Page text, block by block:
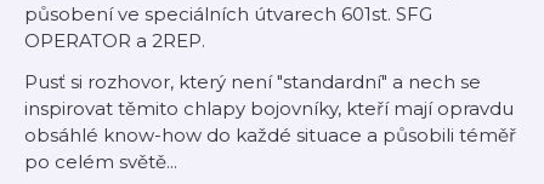
působení ve speciálních útvarech 601st. SFG
OPERATOR a 2REP.
Pusť si rozhovor, který není "standardní" a nech se
inspirovat těmito chlapy bojovníky, kteří mají opravdu
obsáhlé know-how do každé situace a působili téměř
po celém světě...